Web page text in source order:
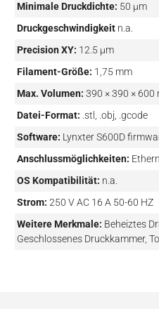
Minimale Druckdichte: 50 µm
Druckgeschwindigkeit n.a.
Precision XY: 12.5 µm
Filament-Größe: 1,75 mm
Max. Volumen: 390 × 390 × 600
Datei-Format: .stl, .obj, .gcode
Software: Lynxter S600D
Anschlussmöglichkeiten:
OS Kompatibilität: n.a.
Strom: 250 V AC 16 A 50-60 HZ
Weitere Merkmale: Beheiztes
Geschlossenes Druckkammer,